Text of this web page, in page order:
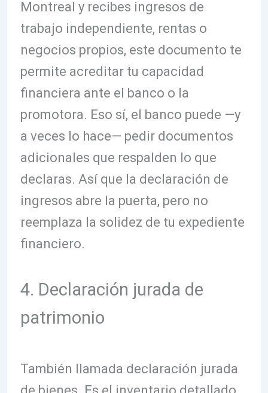
Montreal y recibes ingresos de
trabajo independiente, rentas o
negocios propios, este documento te
permite acreditar tu capacidad
financiera ante el banco o la
promotora. Eso sí, el banco puede —y
a veces lo hace— pedir documentos
adicionales que respalden lo que
declaras. Así que la declaración de
ingresos abre la puerta, pero no
reemplaza la solidez de tu expediente
financiero.
4. Declaración jurada de
patrimonio
También llamada declaración jurada